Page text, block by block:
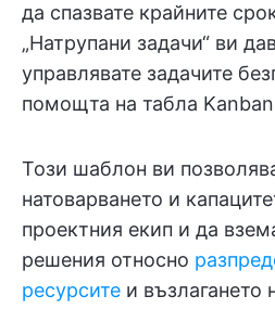
да спазвате крайните
„Натрупани задачи“ ви
управлявате задачите
помощта на табла
Този шаблон ви
натоварването и
проектния екип и да
решения относно
ресурсите и възлагането